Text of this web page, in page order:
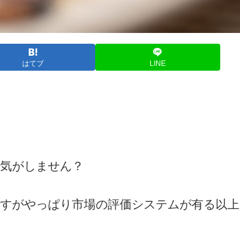
はてブ LINE
がしません？
やっぱり市場の評価システムが有る以